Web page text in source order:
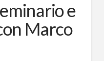
e
Marco